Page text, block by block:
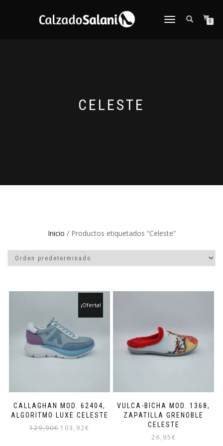
CAMBIAR
0
CELESTE
Inicio / Productos etiquetados “Celeste”
CALLAGHAN MOD. 62404,
ALGORITMO LUXE CELESTE
¡Oferta!
129,90€ El103,92€
VULCA-BICHA MOD. 1368,
ZAPATILLA GRENOBLE
CELESTE
26,95€